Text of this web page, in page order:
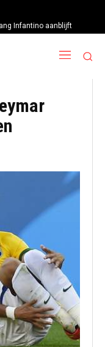
Infantino aanblijft